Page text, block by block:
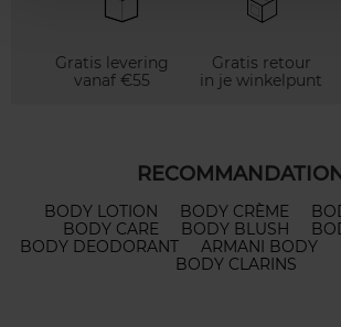
Gratis levering
vanaf €55
Gratis retour
in je winkelpunt
BODY LOTION BODY CRÈME
BODY CARE
BODY BLUSH
BODY DEODORANT
ARMANI BODY
BODY CLARINS